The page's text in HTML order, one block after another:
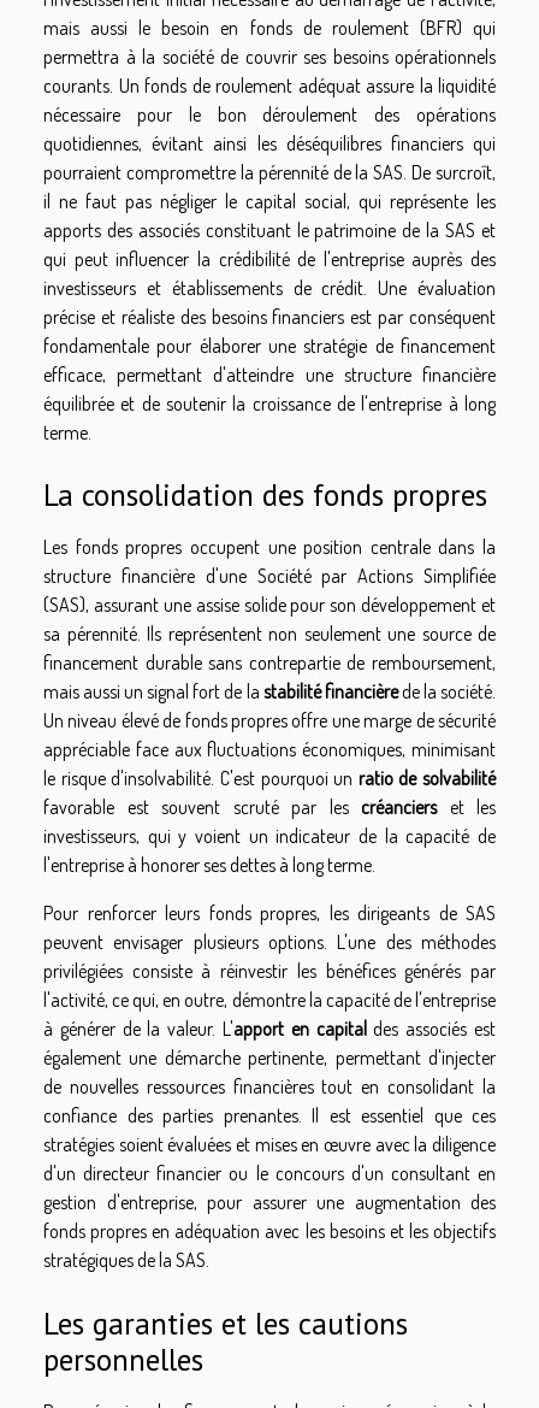
mais aussi le besoin en fonds de roulement (BFR) qui
permettra à la société de couvrir ses besoins opérationnels
courants. Un fonds de roulement adéquat assure la liquidité
nécessaire pour le bon déroulement des opérations
quotidiennes, évitant ainsi les déséquilibres financiers qui
pourraient compromettre la pérennité de la SAS. De surcroît,
il ne faut pas négliger le capital social, qui représente les
apports des associés constituant le patrimoine de la SAS et
qui peut influencer la crédibilité de l'entreprise auprès des
investisseurs et établissements de crédit. Une évaluation
précise et réaliste des besoins financiers est par conséquent
fondamentale pour élaborer une stratégie de financement
efficace, permettant d'atteindre une structure financière
équilibrée et de soutenir la croissance de l'entreprise à long
terme.
La consolidation des fonds propres
Les fonds propres occupent une position centrale dans la
structure financière d'une Société par Actions Simplifiée
(SAS), assurant une assise solide pour son développement et
sa pérennité. Ils représentent non seulement une source de
financement durable sans contrepartie de remboursement,
mais aussi un signal fort de la stabilité financièrede la société.
Un niveau élevé de fonds propres offre une marge de sécurité
appréciable face aux fluctuations économiques, minimisant
le risque d'insolvabilité. C'est pourquoi un ratio de solvabilité
favorable est souvent scruté par les créancierset les
investisseurs, qui y voient un indicateur de la capacité de
l'entreprise à honorer ses dettes à long terme.
Pour renforcer leurs fonds propres, les dirigeants de SAS
peuvent envisager plusieurs options. L'une des méthodes
privilégiées consiste à réinvestir les bénéfices générés par
l'activité, ce qui, en outre, démontre la capacité de l'entreprise
à générer de la valeur. L'apport en capitaldes associés est
également une démarche pertinente, permettant d'injecter
de nouvelles ressources financières tout en consolidant la
confiance des parties prenantes. Il est essentiel que ces
stratégies soient évaluées et mises en œuvre avec la diligence
d'un directeur financier ou le concours d'un consultant en
gestion d'entreprise, pour assurer une augmentation des
fonds propres en adéquation avec les besoins et les objectifs
stratégiques de la SAS.
Les garanties et les cautions
personnelles